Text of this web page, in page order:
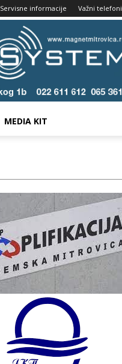
Servisne informacije Važni telefoni
MEDIA KIT